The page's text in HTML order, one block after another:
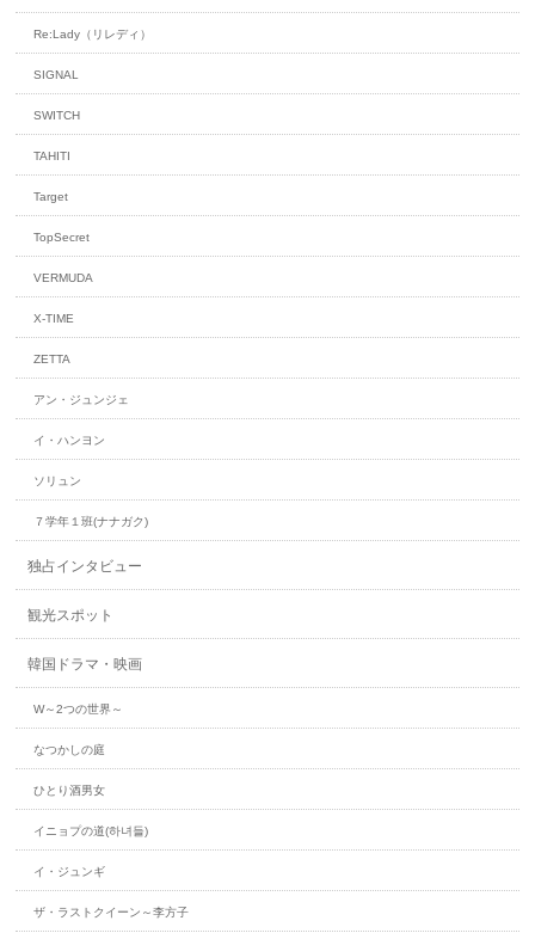
Re:Lady（リレディ）
SIGNAL
SWITCH
TAHITI
Target
TopSecret
VERMUDA
X-TIME
ZETTA
アン・ジュンジェ
イ・ハンヨン
ソリュン
７学年１班(ナナガク)
独占インタビュー
観光スポット
韓国ドラマ・映画
W～2つの世界～
なつかしの庭
ひとり酒男女
イニョプの道(하녀들)
イ・ジュンギ
ザ・ラストクイーン～李方子